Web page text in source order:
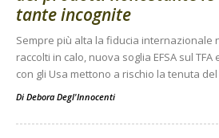
tante incognite
Sempre più alta la fiducia internazionale
raccolti in calo, nuova soglia EFSA sul
con gli Usa mettono a rischio la tenuta
Di Debora Degl'Innocenti